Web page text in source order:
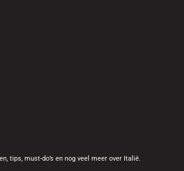
tips, must-do’s en nog veel meer over Italië.